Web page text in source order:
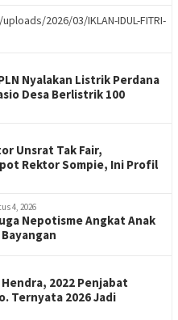
2026/03/IKLAN-IDUL-FITRI-
Nyalakan Listrik Perdana
Desa Berlistrik 100
Unsrat Tak Fair,
Rektor Sompie, Ini Profil
4, 2026
Nepotisme Angkat Anak
2022 Penjabat
Ternyata 2026 Jadi